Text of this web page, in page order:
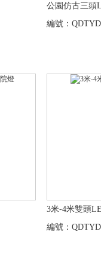
公園仿古三頭
編號：
3米-4米雙頭
編號：